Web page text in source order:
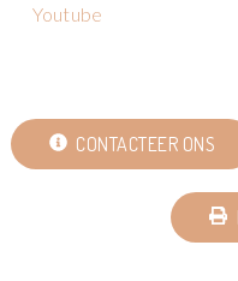
Youtube
CONTACTEER ONS